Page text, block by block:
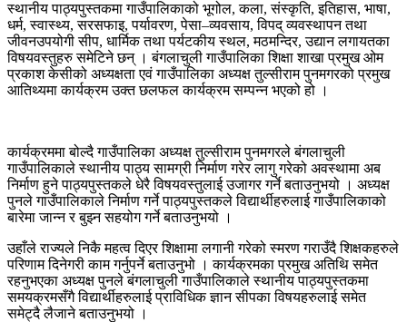
स्थानीय पाठ्यपुस्तकमा गाउँपालिकाको भूगोल, कला, संस्कृति, इतिहास, भाषा,
धर्म, स्वास्थ्य, सरसफाइ, पर्यावरण, पेसा–व्यवसाय, विपद् व्यवस्थापन तथा
जीवनउपयोगी सीप, धार्मिक तथा पर्यटकीय स्थल, मठमन्दिर, उद्यान लगायतका
विषयवस्तुहरु समेटिने छन् । बंगलाचुली गाउँपालिका शिक्षा शाखा प्रमुख ओम
प्रकाश केसीको अध्यक्षता एवं गाउँपालिका अध्यक्ष तुल्सीराम पुनमगरको प्रमुख
आतिथ्यमा कार्यक्रम उक्त छलफल कार्यक्रम सम्पन्न भएको हो ।
कार्यक्रममा बोल्दै गाउँपालिका अध्यक्ष तुल्सीराम पुनमगरले बंगलाचुली
गाउँपालिकाले स्थानीय पाठ्य सामग्री निर्माण गरेर लागु गरेको अवस्थामा अब
निर्माण हुने पाठ्यपुस्तकले धेरै विषयवस्तुलाई उजागर गर्ने बताउनुभयो । अध्यक्ष
पुनले गाउँपालिकाले निर्माण गर्ने पाठ्यपुस्तकले विद्यार्थीहरुलाई गाउँपालिकाको
बारेमा जान्न र बुझ्न सहयोग गर्ने बताउनुभयो ।
उहाँले राज्यले निकै महत्व दिएर शिक्षामा लगानी गरेको स्मरण गराउँदै शिक्षकहरुले
परिणाम दिनेगरी काम गर्नुपर्ने बताउनुभो । कार्यक्रमका प्रमुख अतिथि समेत
रहनुभएका अध्यक्ष पुनले बंगलाचुली गाउँपालिकाले स्थानीय पाठ्यपुस्तकमा
समयक्रमसँगै विद्यार्थीहरुलाई प्राविधिक ज्ञान सीपका विषयहरुलाई समेत
समेट्दै लैजाने बताउनुभयो ।